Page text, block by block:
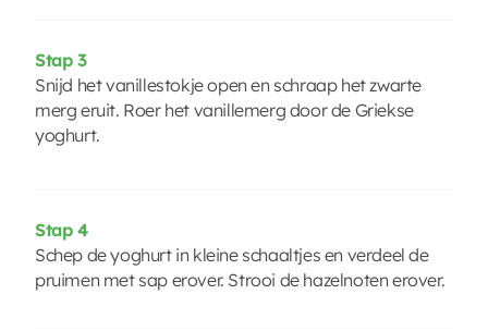
Stap 3
Snijd het vanillestokje open en schraap het zwarte
merg eruit. Roer het vanillemerg door de Griekse
yoghurt.
Stap 4
Schep de yoghurt in kleine schaaltjes en verdeel de
pruimen met sap erover. Strooi de hazelnoten erover.